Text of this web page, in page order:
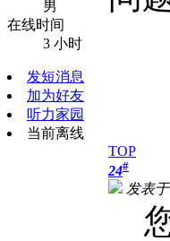
男
在线时间
3 小时
发短消息
加为好友
听力家园
当前离线
TOP
24#
发表